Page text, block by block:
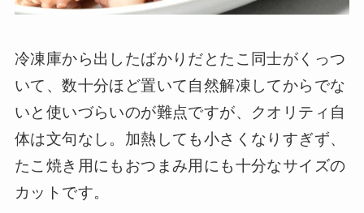
冷凍庫から出したばかりだとたこ同士がくっつ
いて、数十分ほど置いて自然解凍してからでな
いと使いづらいのが難点ですが、クオリティ自
体は文句なし。加熱しても小さくなりすぎず、
たこ焼き用にもおつまみ用にも十分なサイズの
カットです。